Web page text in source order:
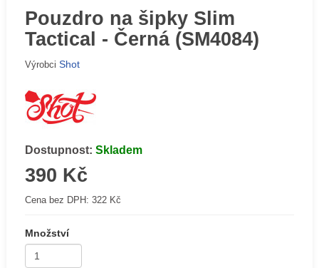
Pouzdro na šipky Slim
Tactical - Černá (SM4084)
Výrobci Shot
Dostupnost: Skladem
390 Kč
Cena bez DPH: 322 Kč
Množství